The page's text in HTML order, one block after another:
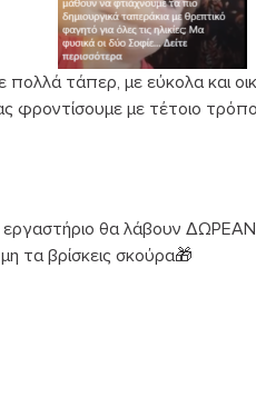
τάπερ, με εύκολα και
φροντίσουμε με τέτοιο
θα λάβουν
τα βρίσκεις σκούρα🎁